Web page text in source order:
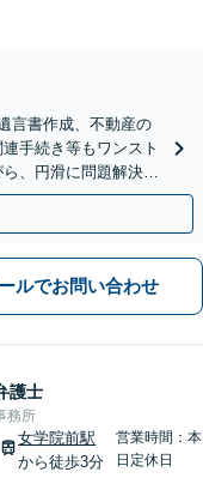
言書作成、不動産の
手続き等もワンスト
、円滑に問題解決へ
ルでお問い合わせ
護士
務所
女学院前駅
から徒歩3分
営業時間：本
日定休日